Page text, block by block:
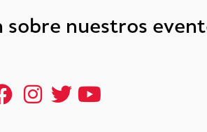
nuestros